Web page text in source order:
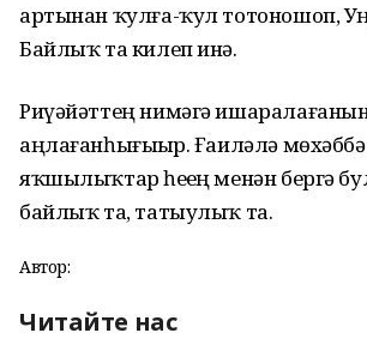
артынан ҡулға-ҡул тотоношоп,
Байлыҡ та килеп инә.
Риүәйәттең нимәгә
аңлағанһығыҙҙыр. Ғаиләлә
яҡшылыҡтар һеҙҙең менән бергә
байлыҡ та, татыулыҡ та.
Автор:
Читайте нас